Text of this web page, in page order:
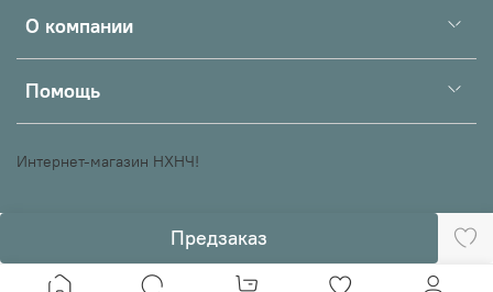
Предзаказ
О компании
Помощь
Интернет-магазин НХНЧ!